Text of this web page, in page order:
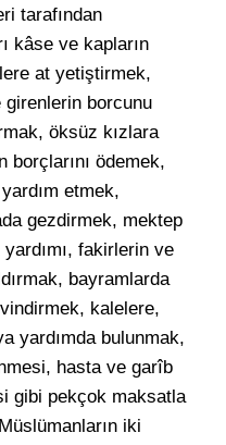
tarafından
kâse ve kapların
at yetiştirmek,
borcunu
öksüz kızlara
borçlarını ödemek,
etmek,
gezdirmek, mektep
fakirlerin ve
bayramlarda
kalelere,
yardımda bulunmak,
hasta ve garîb
gibi pekçok maksatla
iki